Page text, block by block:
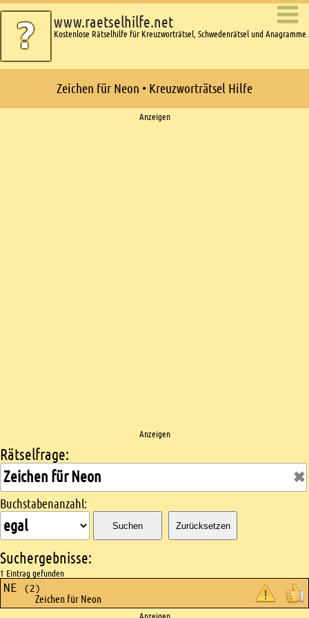
www.raetselhilfe.net
Kostenlose Rätselhilfe für Kreuzworträtsel, Schwedenrätsel und Anagramme.
Zeichen für Neon • Kreuzworträtsel Hilfe
Anzeigen
Anzeigen
Kreuzworträtsel suchen
Rätselfrage:
Buchstabenanzahl:
Suchen Zurücksetzen
Suchergebnisse:
1 Eintrag gefunden
NE (2)
Zeichen für Neon